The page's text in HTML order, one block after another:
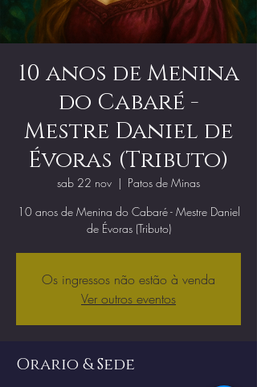
10 anos de Menina
do Cabaré -
Mestre Daniel de
Évoras (Tributo)
sab 22 nov
  |
Patos de Minas
10 anos de Menina do Cabaré - Mestre Daniel
de Évoras (Tributo)
Os ingressos não estão à venda
Ver outros eventos
Orario & Sede